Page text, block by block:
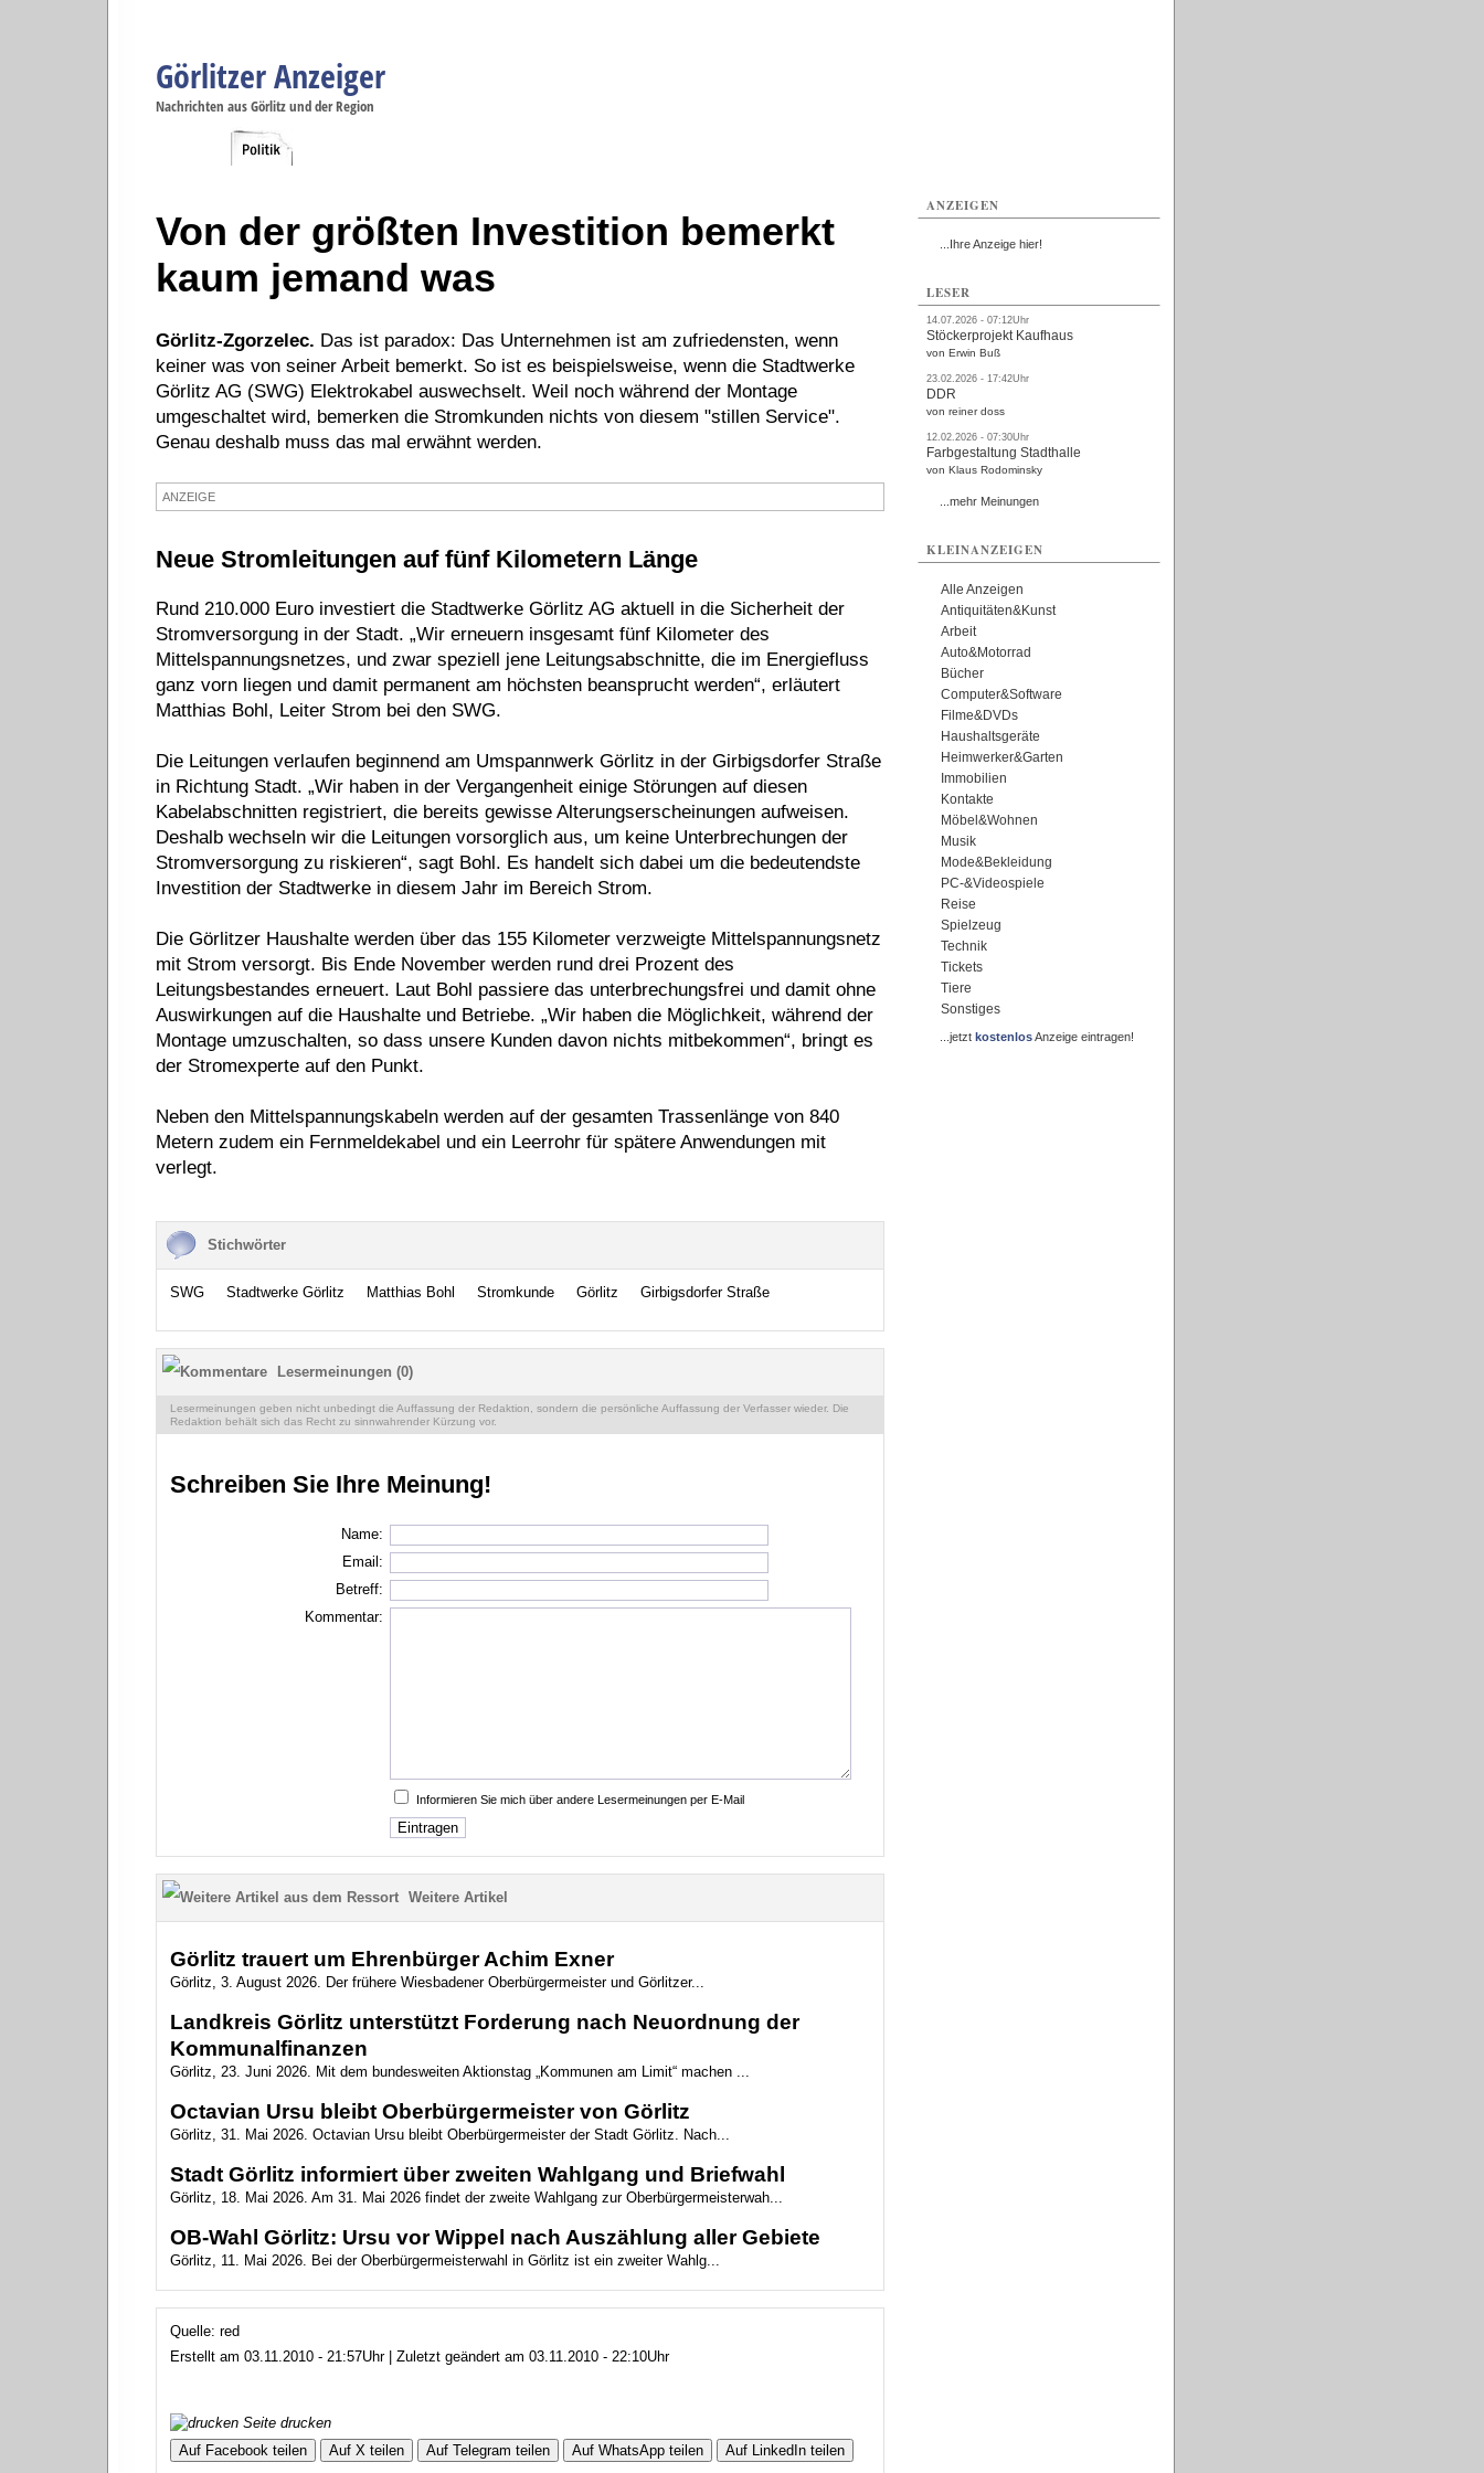
Görlitzer Anzeiger
Nachrichten aus Görlitz und der Region
Von der größten Investition bemerkt
kaum jemand was
Görlitz-Zgorzelec. Das ist paradox: Das Unternehmen ist am zufriedensten, wenn
keiner was von seiner Arbeit bemerkt. So ist es beispielsweise, wenn die Stadtwerke
Görlitz AG (SWG) Elektrokabel auswechselt. Weil noch während der Montage
umgeschaltet wird, bemerken die Stromkunden nichts von diesem "stillen Service".
Genau deshalb muss das mal erwähnt werden.
ANZEIGE
Neue Stromleitungen auf fünf Kilometern Länge
Rund 210.000 Euro investiert die Stadtwerke Görlitz AG aktuell in die Sicherheit der
Stromversorgung in der Stadt. „Wir erneuern insgesamt fünf Kilometer des
Mittelspannungsnetzes, und zwar speziell jene Leitungsabschnitte, die im Energiefluss
ganz vorn liegen und damit permanent am höchsten beansprucht werden“, erläutert
Matthias Bohl, Leiter Strom bei den SWG.
Die Leitungen verlaufen beginnend am Umspannwerk Görlitz in der Girbigsdorfer Straße
in Richtung Stadt. „Wir haben in der Vergangenheit einige Störungen auf diesen
Kabelabschnitten registriert, die bereits gewisse Alterungserscheinungen aufweisen.
Deshalb wechseln wir die Leitungen vorsorglich aus, um keine Unterbrechungen der
Stromversorgung zu riskieren“, sagt Bohl. Es handelt sich dabei um die bedeutendste
Investition der Stadtwerke in diesem Jahr im Bereich Strom.
Die Görlitzer Haushalte werden über das 155 Kilometer verzweigte Mittelspannungsnetz
mit Strom versorgt. Bis Ende November werden rund drei Prozent des
Leitungsbestandes erneuert. Laut Bohl passiere das unterbrechungsfrei und damit ohne
Auswirkungen auf die Haushalte und Betriebe. „Wir haben die Möglichkeit, während der
Montage umzuschalten, so dass unsere Kunden davon nichts mitbekommen“, bringt es
der Stromexperte auf den Punkt.
Neben den Mittelspannungskabeln werden auf der gesamten Trassenlänge von 840
Metern zudem ein Fernmeldekabel und ein Leerrohr für spätere Anwendungen mit
verlegt.
Stichwörter
SWG Stadtwerke Görlitz Matthias Bohl Stromkunde Görlitz Girbigsdorfer Straße
Lesermeinungen (0)
Lesermeinungen geben nicht unbedingt die Auffassung der Redaktion, sondern die persönliche Auffassung der Verfasser wieder. Die
Redaktion behält sich das Recht zu sinnwahrender Kürzung vor.
Schreiben Sie Ihre Meinung!
Name:
Email:
Betreff:
Kommentar:
Informieren Sie mich über andere Lesermeinungen per E-Mail
Weitere Artikel
Görlitz trauert um Ehrenbürger Achim Exner
Görlitz, 3. August 2026. Der frühere Wiesbadener Oberbürgermeister und Görlitzer...
Landkreis Görlitz unterstützt Forderung nach Neuordnung der
Kommunalfinanzen
Görlitz, 23. Juni 2026. Mit dem bundesweiten Aktionstag „Kommunen am Limit“ machen ...
Octavian Ursu bleibt Oberbürgermeister von Görlitz
Görlitz, 31. Mai 2026. Octavian Ursu bleibt Oberbürgermeister der Stadt Görlitz. Nach...
Stadt Görlitz informiert über zweiten Wahlgang und Briefwahl
Görlitz, 18. Mai 2026. Am 31. Mai 2026 findet der zweite Wahlgang zur Oberbürgermeisterwah...
OB-Wahl Görlitz: Ursu vor Wippel nach Auszählung aller Gebiete
Görlitz, 11. Mai 2026. Bei der Oberbürgermeisterwahl in Görlitz ist ein zweiter Wahlg...
Quelle: red
Erstellt am 03.11.2010 - 21:57Uhr | Zuletzt geändert am 03.11.2010 - 22:10Uhr
Seite drucken
Auf Facebook teilen
Auf X teilen Auf Telegram teilen Auf WhatsApp teilen Auf LinkedIn teilen
ANZEIGEN
...Ihre Anzeige hier!
LESER
14.07.2026 - 07:12Uhr
Stöckerprojekt Kaufhaus
von Erwin Buß
23.02.2026 - 17:42Uhr
DDR
von reiner doss
12.02.2026 - 07:30Uhr
Farbgestaltung Stadthalle
von Klaus Rodominsky
...mehr Meinungen
KLEINANZEIGEN
Alle Anzeigen
Antiquitäten&Kunst
Arbeit
Auto&Motorrad
Bücher
Computer&Software
Filme&DVDs
Haushaltsgeräte
Heimwerker&Garten
Immobilien
Kontakte
Möbel&Wohnen
Musik
Mode&Bekleidung
PC-&Videospiele
Reise
Spielzeug
Technik
Tickets
Tiere
Sonstiges
...jetzt kostenlosAnzeige eintragen!